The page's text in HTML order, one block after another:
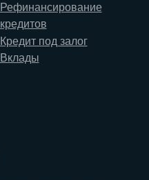
Рефинансирование
кредитов
Кредит под залог
Вклады